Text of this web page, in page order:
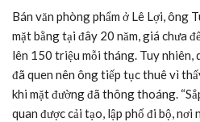
Bán văn phòng phẩm ở Lê Lợi, ông
mặt bằng tại đây 20 năm, giá chưa
lên 150 triệu mỗi tháng. Tuy nhiên,
đã quen nên ông tiếp tục thuê vì
khi mặt đường đã thông thoáng.
quan được cải tạo, lập phố đi bộ,